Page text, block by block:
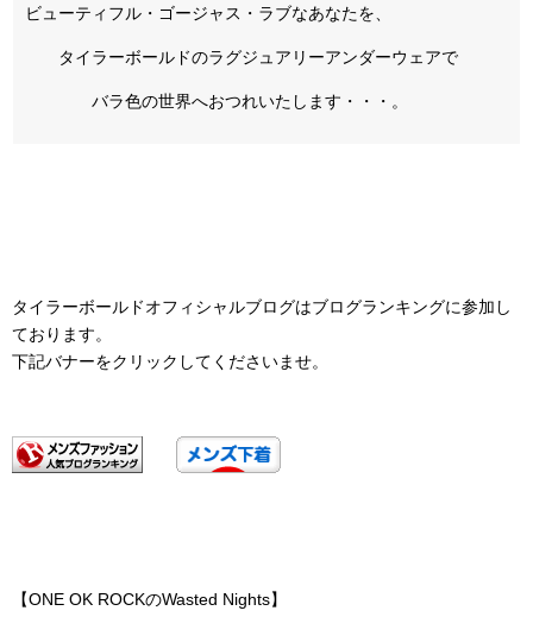
ビューティフル・ゴージャス・ラブなあなたを、
タイラーボールドのラグジュアリーアンダーウェアで
バラ色の世界へおつれいたします・・・。
タイラーボールドオフィシャルブログはブログランキングに参加し
ております。
下記バナーをクリックしてくださいませ。
【ONE OK ROCKのWasted Nights】